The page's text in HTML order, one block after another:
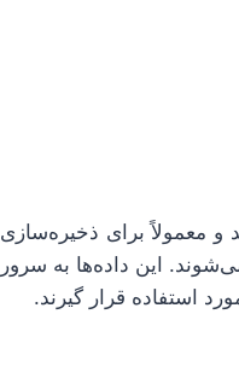
معمولاً برای ذخیره‌سازی
این داده‌ها به سرور
استفاده قرار گیرند.